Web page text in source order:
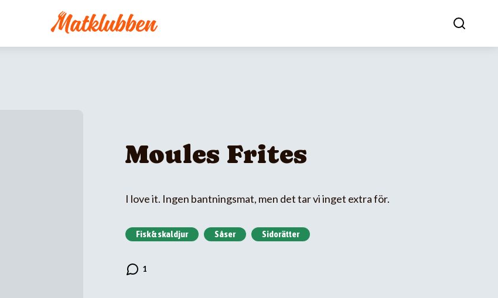
Moules Frites
I love it. Ingen bantningsmat, men det tar vi inget extra för.
Fisk & skaldjur Såser Sidorätter